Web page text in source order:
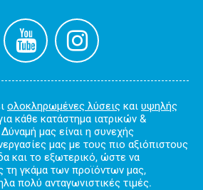
ολοκληρωμένες λύσεις και υψηλής
κάθε κατάστημα ιατρικών &
μας είναι η συνεχής
μας με τους πιο αξιόπιστους
και το εξωτερικό, ώστε να
τη γκάμα των προϊόντων μας,
πολύ ανταγωνιστικές τιμές.